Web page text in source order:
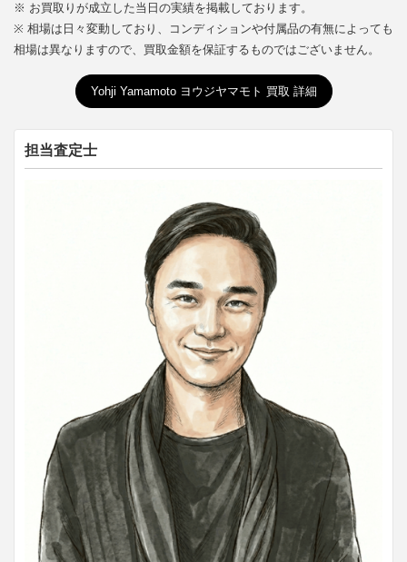
※ お買取りが成立した当日の実績を掲載しております。
※ 相場は日々変動しており、コンディションや付属品の有無によっても
相場は異なりますので、買取金額を保証するものではございません。
Yohji Yamamoto ヨウジヤマモト 買取 詳細
担当査定士